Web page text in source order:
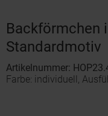
Backförmchen
Standardmotiv
Artikelnummer:
Farbe: individuell,